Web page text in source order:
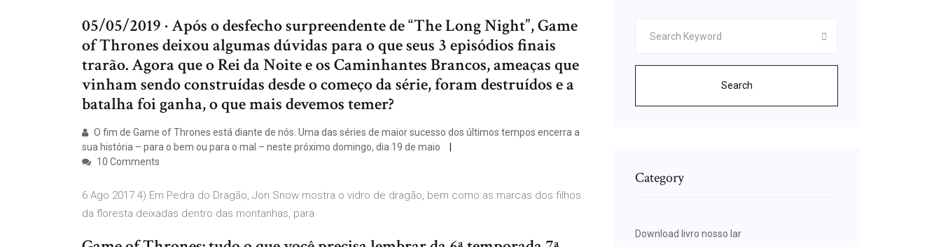
05/05/2019 · Após o desfecho surpreendente de “The Long Night”, Game
of Thrones deixou algumas dúvidas para o que seus 3 episódios finais
trarão. Agora que o Rei da Noite e os Caminhantes Brancos, ameaças que
vinham sendo construídas desde o começo da série, foram destruídos e a
batalha foi ganha, o que mais devemos temer?
O fim de Game of Thrones está diante de nós. Uma das séries de maior sucesso dos últimos tempos encerra a
sua história – para o bem ou para o mal – neste próximo domingo, dia 19 de maio
10 Comments
6 Ago 2017 4) Em Pedra do Dragão, Jon Snow mostra o vidro de dragão, bem como as marcas dos filhos
da floresta deixadas dentro das montanhas, para
Search
Category
Download livro nosso lar